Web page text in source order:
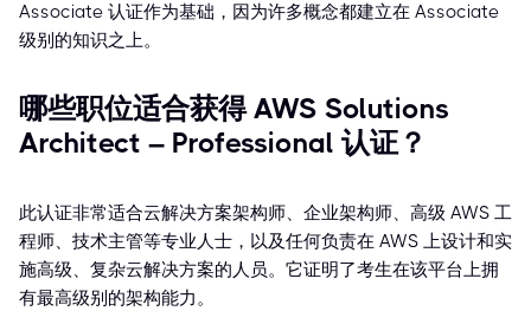
Associate 认证作为基础，因为许多概念都建立在 Associate
级别的知识之上。
哪些职位适合获得 AWS Solutions
Architect – Professional 认证？
此认证非常适合云解决方案架构师、企业架构师、高级 AWS 工
程师、技术主管等专业人士，以及任何负责在 AWS 上设计和实
施高级、复杂云解决方案的人员。它证明了考生在该平台上拥
有最高级别的架构能力。